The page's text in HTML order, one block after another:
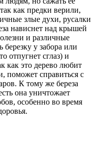
как предки верили,
злые духи, русалки
нависнет над крышей
и различные
у забора или
отпугнет сглаз) и
как это дерево любит
поможет справиться с
К тому же береза
она уничтожает
особенно во время